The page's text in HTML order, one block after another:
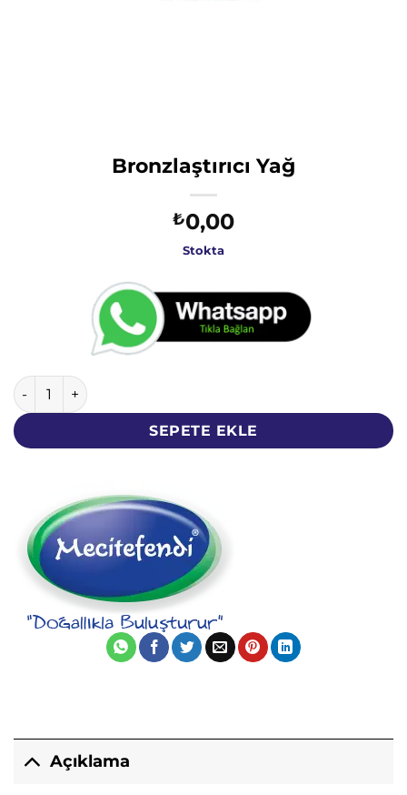
Bronzlaştırıcı Yağ
₺0,00
Stokta
Bronzlaştırıcı Yağ adet
SEPETE EKLE
Açıklama